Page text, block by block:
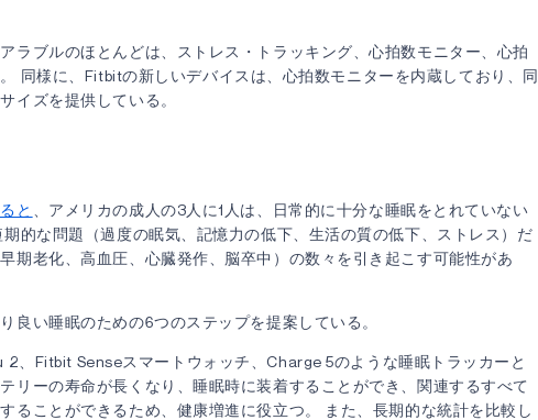
ラブルのほとんどは、ストレス・トラッキング、心拍数モニター、心拍
同様に、Fitbitの新しいデバイスは、心拍数モニターを内蔵しており、同
イズを提供している。
と
、アメリカの成人の3人に1人は、日常的に十分な睡眠をとれていない
的な問題（過度の眠気、記憶力の低下、生活の質の低下、ストレス）だ
期老化、高血圧、心臓発作、脳卒中）の数々を引き起こす可能性があ
り良い睡眠のための6つのステップを提案している。
2、Fitbit Senseスマートウォッチ、Charge 5のような睡眠トラッカーと
リーの寿命が長くなり、睡眠時に装着することができ、関連するすべて
ることができるため、健康増進に役立つ。 また、長期的な統計を比較し